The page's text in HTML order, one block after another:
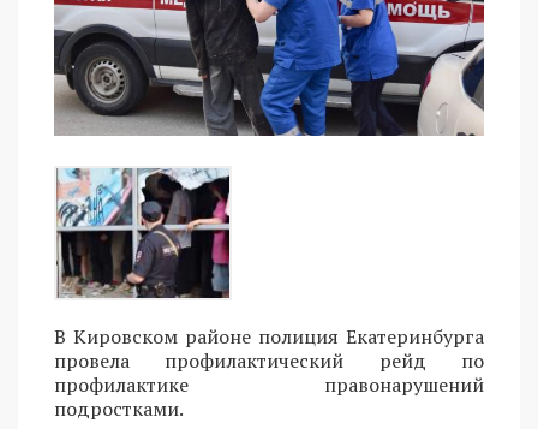
В Кировском районе полиция Екатеринбурга
провела профилактический рейд по
профилактике правонарушений
подростками.